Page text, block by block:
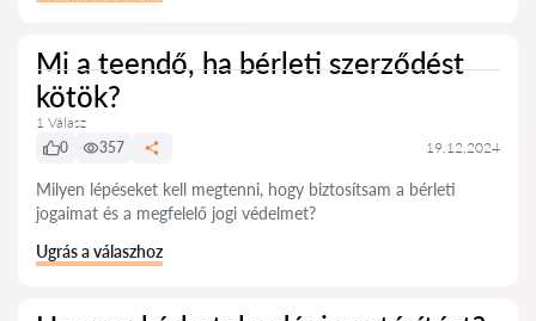
Mi a teendő, ha bérleti szerződést
kötök?
1 Válasz
0
357 19.12.2024
Milyen lépéseket kell megtenni, hogy biztosítsam a bérleti
jogaimat és a megfelelő jogi védelmet?
Ugrás a válaszhoz